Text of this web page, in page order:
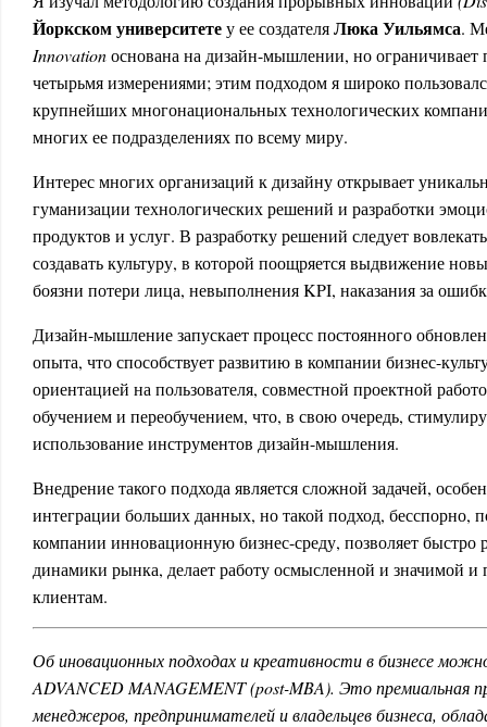
Йоркском университетеу ее создателяЛюка Уильямса.
Innovationоснована на дизайн-мышлении, но ограничивает
четырьмя измерениями; этим подходом я широко
крупнейших многонациональных технологических
многих ее подразделениях по всему миру.
Интерес многих организаций к дизайну открывает
гуманизации технологических решений и разработки
продуктов и услуг. В разработку решений следует
создавать культуру, в которой поощряется выдвижение
боязни потери лица, невыполнения KPI, наказания за
Дизайн-мышление запускает процесс постоянного
опыта, что способствует развитию в компании бизнес-
ориентацией на пользователя, совместной проектной
обучением и переобучением, что, в свою очередь,
использование инструментов дизайн-мышления.
Внедрение такого подхода является сложной задачей,
интеграции больших данных, но такой подход, бесспорно,
компании инновационную бизнес-среду, позволяет быстро
динамики рынка, делает работу осмысленной и значимой и
клиентам.
Об иновационных подходах и креативности в бизнесе
ADVANCED MANAGEMENT (post-MBA). Это премиальная
менеджеров, предпринимателей и владельцев бизнеса,